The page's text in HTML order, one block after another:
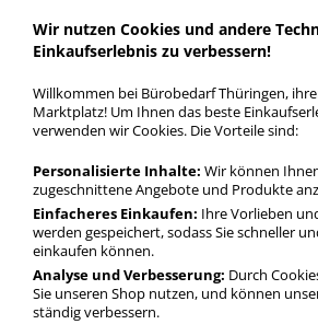
Briefumschläge Din
Fenster Din Lang >
Din Lang > Fenster
Fenster
Briefumschläge Din Lang Din Lang mit
Qualität zum günstigen Preis. Finden Sie
Briefumschläge Din Lang Din Lang mit
Filter-Funktion.
Briefumschläge Din Lang mit
Wir nutzen Cookies und andere
Einkaufserlebnis zu verbessern!
Willkommen bei Bürobedarf Thüringen,
Marktplatz! Um Ihnen das beste
verwenden wir Cookies. Die Vorteile sind:
Personalisierte Inhalte: Wir können
zugeschnittene Angebote und Produkte
Einfacheres Einkaufen: Ihre Vorlieben
werden gespeichert, sodass Sie schneller
einkaufen können.
Analyse und Verbesserung: Durch
Sie unseren Shop nutzen, und können
ständig verbessern.